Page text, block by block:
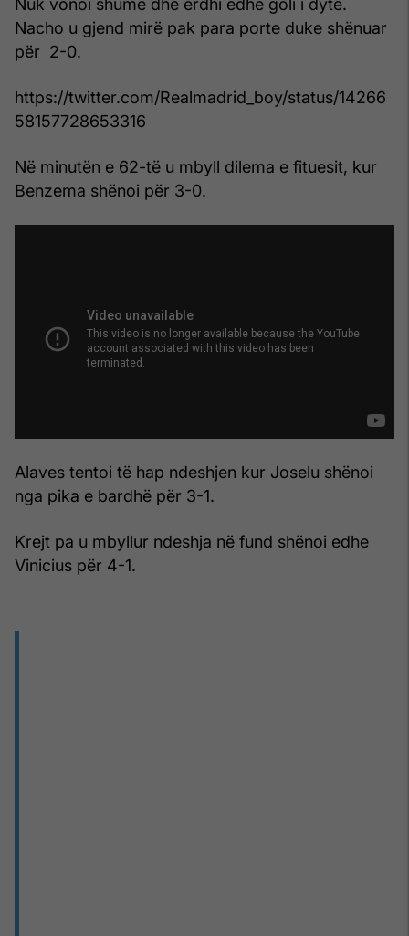
Nuk vonoi shumë dhe erdhi edhe goli i dytë.
Nacho u gjend mirë pak para porte duke shënuar
për 2-0.
https://twitter.com/Realmadrid_boy/status/14266
58157728653316
Në minutën e 62-të u mbyll dilema e fituesit, kur
Benzema shënoi për 3-0.
Alaves tentoi të hap ndeshjen kur Joselu shënoi
nga pika e bardhë për 3-1.
Krejt pa u mbyllur ndeshja në fund shënoi edhe
Vinicius për 4-1.